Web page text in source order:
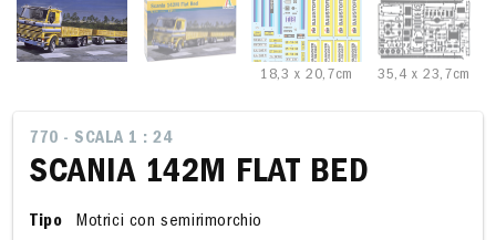
18,3 x 20,7cm 35,4 x 23,7cm
770 - SCALA 1 : 24
SCANIA 142M FLAT BED
Tipo
Motrici con semirimorchio